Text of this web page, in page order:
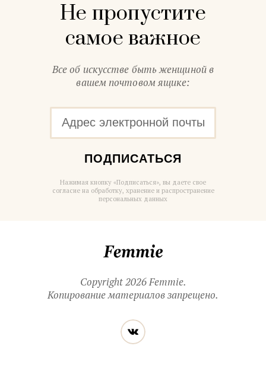
Не пропустите
самое важное
Все об искусстве быть женщиной в
вашем почтовом ящике:
ПОДПИСАТЬСЯ
Нажимая кнопку «Подписаться», вы даете свое
согласие на обработку, хранение и распространение
персональных данных
Copyright 2026 Femmie.
Копирование материалов запрещено.
Читайте
нас
в социальных